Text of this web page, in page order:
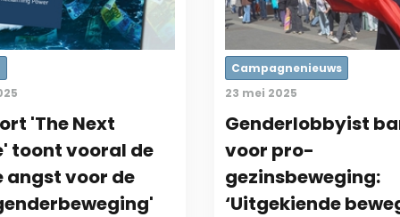
'The Next
toont vooral de
angst voor de
Campagnenieuws
23 mei 2025
Genderlobbyist
voor pro-
gezinsbeweging:
‘Uitgekiende